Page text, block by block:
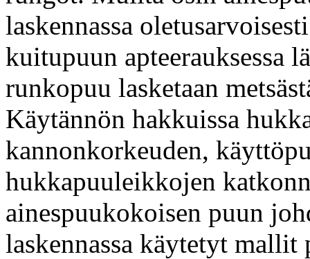
laskennassa
kuitupuun apteerauksessa
runkopuu lasketaan
Käytännön hakkuissa
kannonkorkeuden,
hukkapuuleikkojen
ainespuukokoisen puun
laskennassa käytetyt mallit